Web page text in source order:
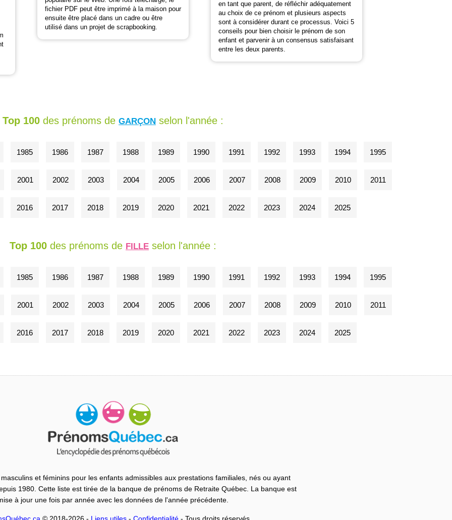
fichier PDF peut être imprimé à la maison pour
ensuite être placé dans un cadre ou être
utilisé dans un projet de scrapbooking.
en tant que parent, de réfléchir adéquatement
au choix de ce prénom et plusieurs aspects
sont à considérer durant ce processus. Voici 5
conseils pour bien choisir le prénom de son
enfant et parvenir à un consensus satisfaisant
entre les deux parents.
Top 100 des prénoms de GARÇON selon l'année :
1985 1986 1987 1988 1989 1990 1991 1992 1993 1994 1995
2001 2002 2003 2004 2005 2006 2007 2008 2009 2010 2011
2016 2017 2018 2019 2020 2021 2022 2023 2024 2025
Top 100 des prénoms de FILLE selon l'année :
1985 1986 1987 1988 1989 1990 1991 1992 1993 1994 1995
2001 2002 2003 2004 2005 2006 2007 2008 2009 2010 2011
2016 2017 2018 2019 2020 2021 2022 2023 2024 2025
et féminins pour les enfants admissibles aux prestations familiales, nés ou ayant
1980. Cette liste est tirée de la banque de prénoms de Retraite Québec. La banque est
à jour une fois par année avec les données de l'année précédente.
© 2018-2026 - Liens utiles- Confidentialité- Tous droits réservés